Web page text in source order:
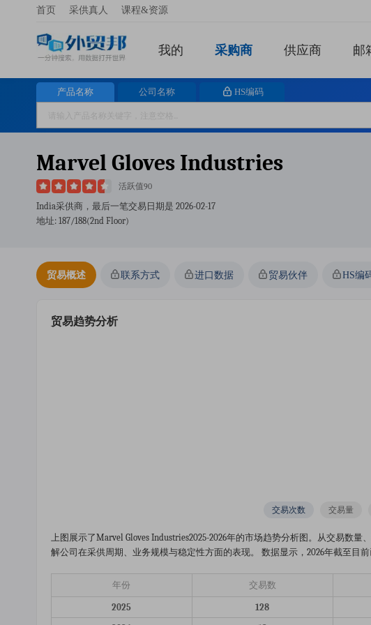
首页 采供真人 课程&资源
我的 采购商 供应商 邮
产品名称 公司名称 HS编码
Marvel Gloves Industries
活跃值90
India采供商，最后一笔交易日期是 2026-02-17
地址: 187/188(2nd Floor)
贸易概述 联系方式 进口数据 贸易伙伴 HS编
贸易趋势分析
交易次数 交易量
上图展示了marvel Gloves Industries2025-2026年的市场趋势分析图。从交易数
解公司在采供周期、业务规模与稳定性方面的表现。 数据显示，2026年截至目前
年份 交易数
2025 128